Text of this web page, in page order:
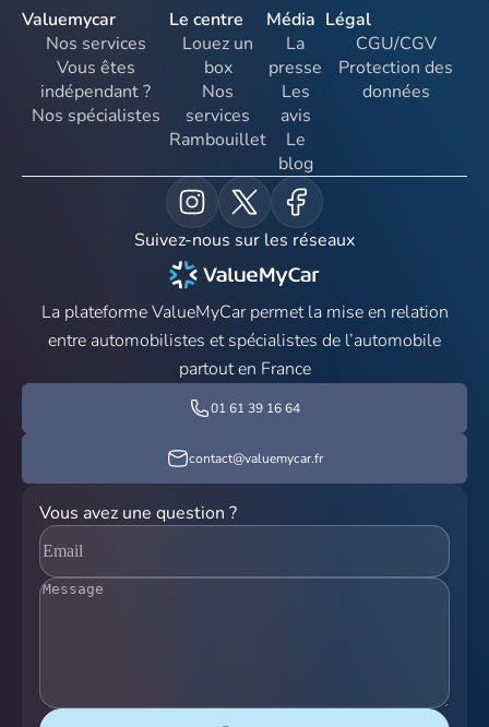
Valuemycar
Nos services
Vous êtes
indépendant ?
Nos spécialistes
Le centre
Louez un
box
Nos
services
Rambouillet
Média
La
presse
Les
avis
Le
blog
Légal
CGU/CGV
Protection des
données
Suivez-nous sur les réseaux
La plateforme ValueMyCar permet la mise en relation
entre automobilistes et spécialistes de l’automobile
partout en France
01 61 39 16 64
contact@valuemycar.fr
Vous avez une question ?